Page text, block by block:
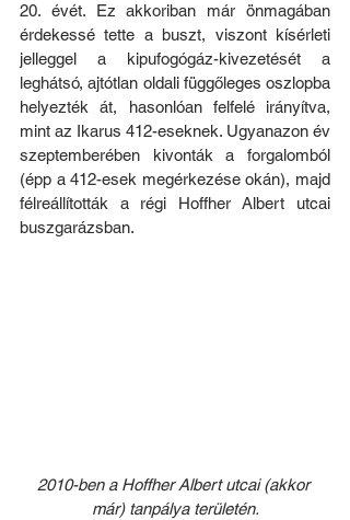
20. évét. Ez akkoriban már önmagában
érdekessé tette a buszt, viszont kísérleti
jelleggel a kipufogógáz-kivezetését a
leghátsó, ajtótlan oldali függőleges oszlopba
helyezték át, hasonlóan felfelé irányítva,
mint az Ikarus 412-eseknek. Ugyanazon év
szeptemberében kivonták a forgalomból
(épp a 412-esek megérkezése okán), majd
félreállították a régi Hoffher Albert utcai
buszgarázsban.
2010-ben a Hoffher Albert utcai (akkor
már) tanpálya területén.